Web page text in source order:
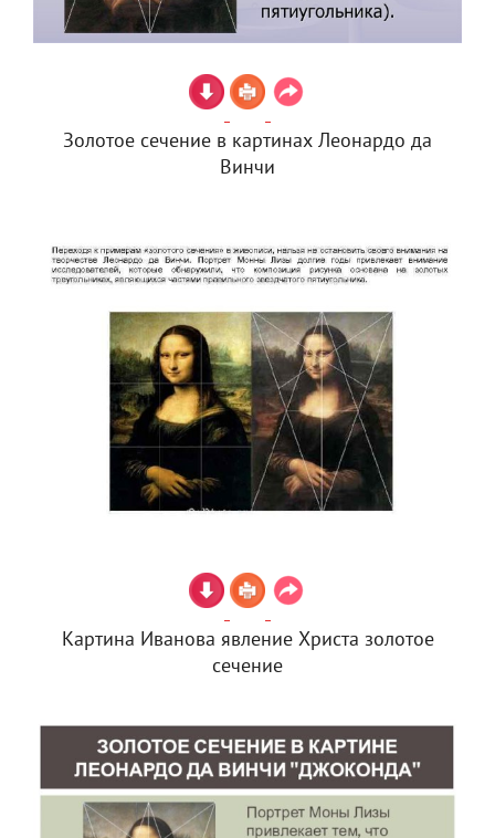
Золотое сечение в картинах Леонардо да
Винчи
Картина Иванова явление Христа золотое
сечение